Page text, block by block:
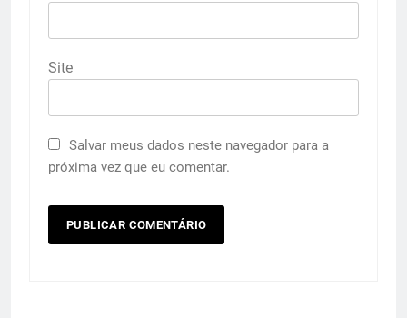
Site
Salvar meus dados neste navegador para a
próxima vez que eu comentar.